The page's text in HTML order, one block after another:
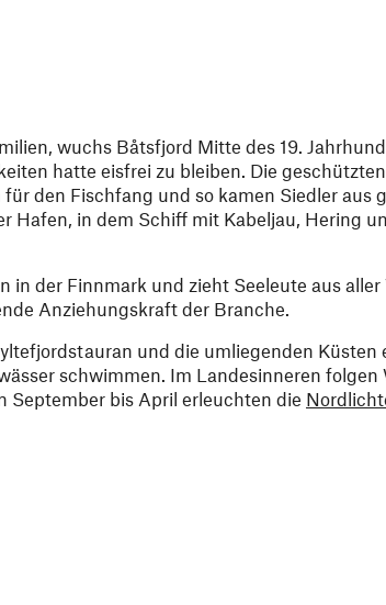
wuchs Båtsfjord Mitte des 19.
hatte eisfrei zu bleiben. Die
den Fischfang und so kamen Siedler aus
Hafen, in dem Schiff mit Kabeljau, Hering
der Finnmark und zieht Seeleute aus aller
Anziehungskraft der Branche.
und die umliegenden Küsten
schwimmen. Im Landesinneren folgen
September bis April erleuchten die